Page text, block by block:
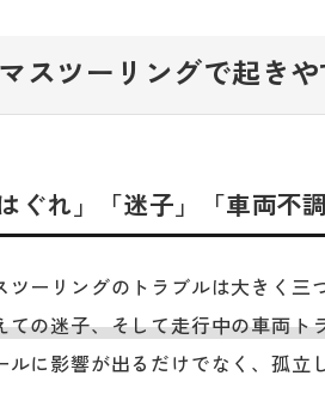
マスツーリングで起き
はぐれ」「迷子」「車両不
ツーリングのトラブルは大きく三
ての迷子、そして走行中の車両ト
ルに影響が出るだけでなく、孤立